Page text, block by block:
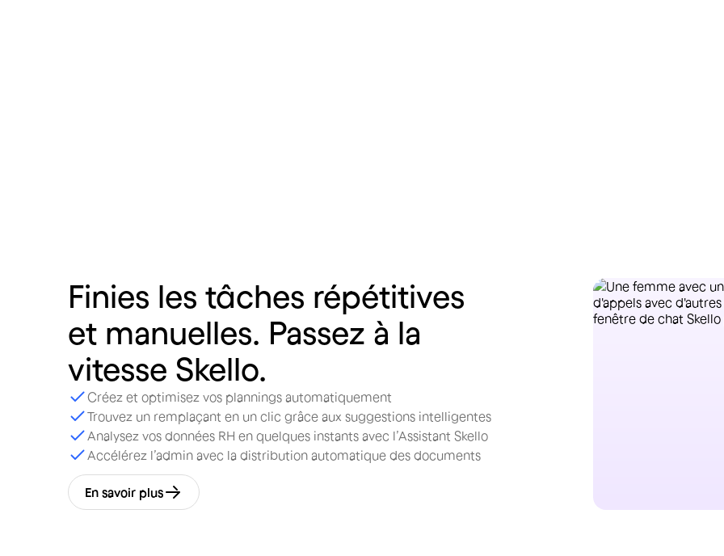
Finies les tâches répétitives
et manuelles. Passez à la
vitesse Skello.
Créez et optimisez vos plannings automatiquement
Trouvez un remplaçant en un clic grâce aux suggestions intelligentes
Analysez vos données RH en quelques instants avec l’Assistant Skello
Accélérez l’admin avec la distribution automatique des documents
En savoir plus